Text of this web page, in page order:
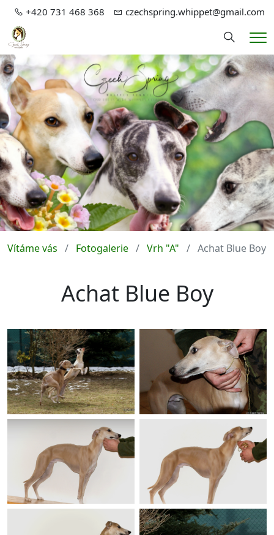
+420 731 468 368 czechspring.whippet@gmail.com
Hledání
Vítáme vás Fotogalerie Vrh "A" Achat Blue Boy
Achat Blue Boy